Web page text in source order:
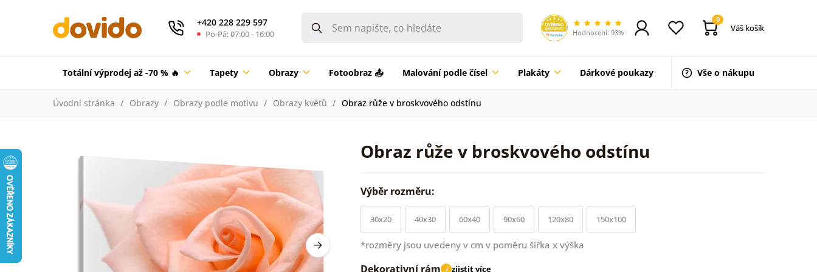
+420 228 229 597
Po-Pá: 07:00 - 16:00 Hodnocení: 93%
0
Váš košík
Totální výprodej až -70 % 🔥 Tapety Obrazy Fotoobraz 📤 Malování podle čísel Plakáty Dárkové poukazy Vše o nákupu
Úvodní stránka Obrazy Obrazy podle motivu Obrazy květů Obraz růže v broskvového odstínu
Obraz růže v broskvového odstínu
Výběr rozměru:
30x20 40x30 60x40 90x60 120x80 150x100
*rozměry jsou uvedeny v cm v poměru šířka x výška
Dekorativní rám i zjistit více